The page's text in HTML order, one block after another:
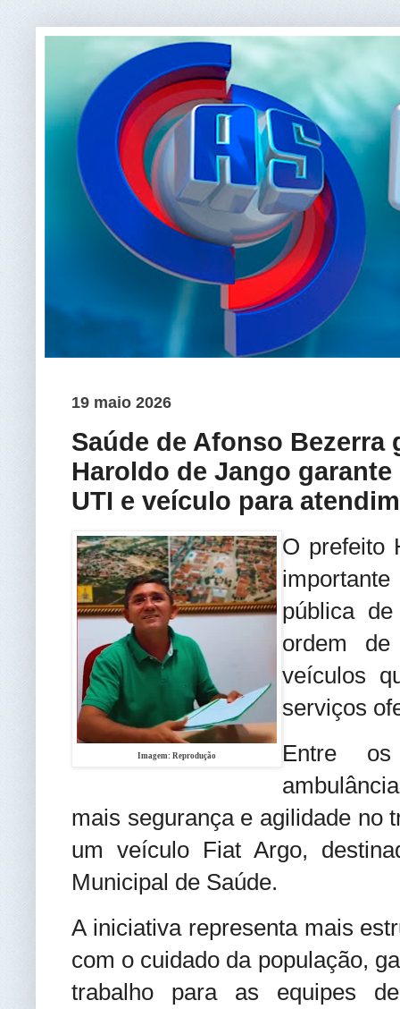
19 maio 2026
Saúde de Afonso
Haroldo de Jango
UTI e veículo para
Imagem: Reprodução
O prefeito
pública
ordem
veículos
serviços
Entre os
mais segurança e agilidade no
um veículo Fiat Argo,
Municipal de Saúde.
A iniciativa representa mais
com o cuidado da população,
trabalho para as equipes